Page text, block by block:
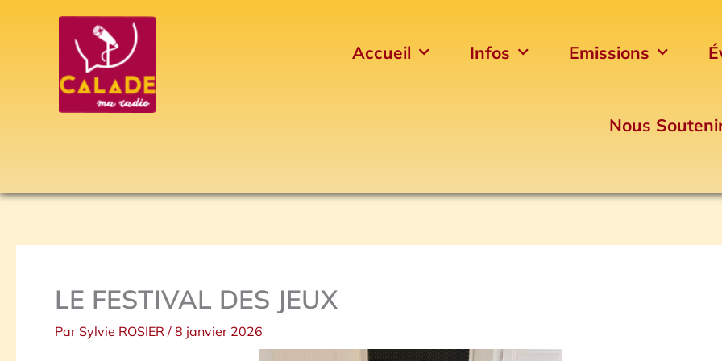
Accueil Infos Emissions
Nous
LE FESTIVAL DES JEUX
Par Sylvie ROSIER / 8 janvier 2026